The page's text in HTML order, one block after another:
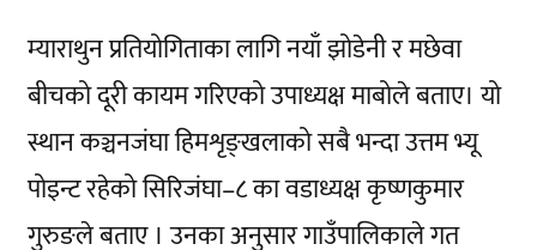
म्याराथुन प्रतियोगिताका लागि नयाँ झोडेनी र मछेवा
बीचको दूरी कायम गरिएको उपाध्यक्ष माबोले बताए। यो
स्थान कञ्चनजंघा हिमशृङ्खलाको सबै भन्दा उत्तम भ्यू
पोइन्ट रहेको सिरिजंघा–८ का वडाध्यक्ष कृष्णकुमार
गुरुङले बताए । उनका अनुसार गाउँपालिकाले गत